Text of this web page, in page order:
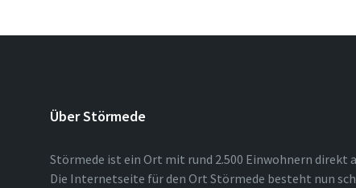
Über Störmede
Störmede ist ein Ort mit rund 2.500 Einwohnern direkt
Die Internetseite für den Ort Störmede besteht nun